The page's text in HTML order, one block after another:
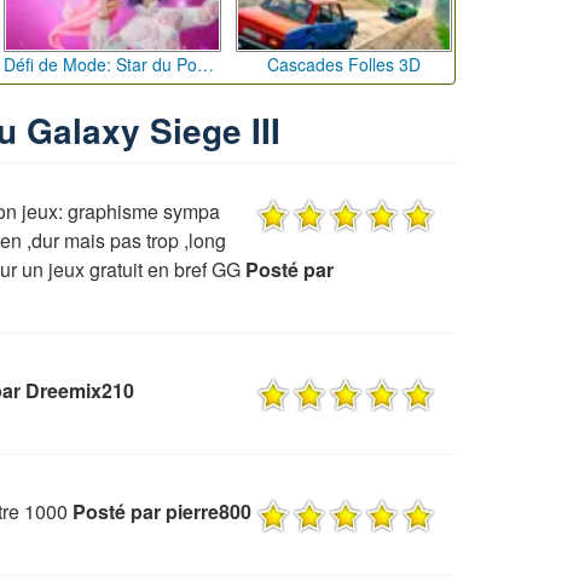
Défi de Mode: Star du Podium Cascades Folles 3D
Galaxy Siege III
jeux: graphisme sympa
,dur mais pas trop ,long
un jeux gratuit en bref GG Posté par
Dreemix210
1000 Posté par pierre800